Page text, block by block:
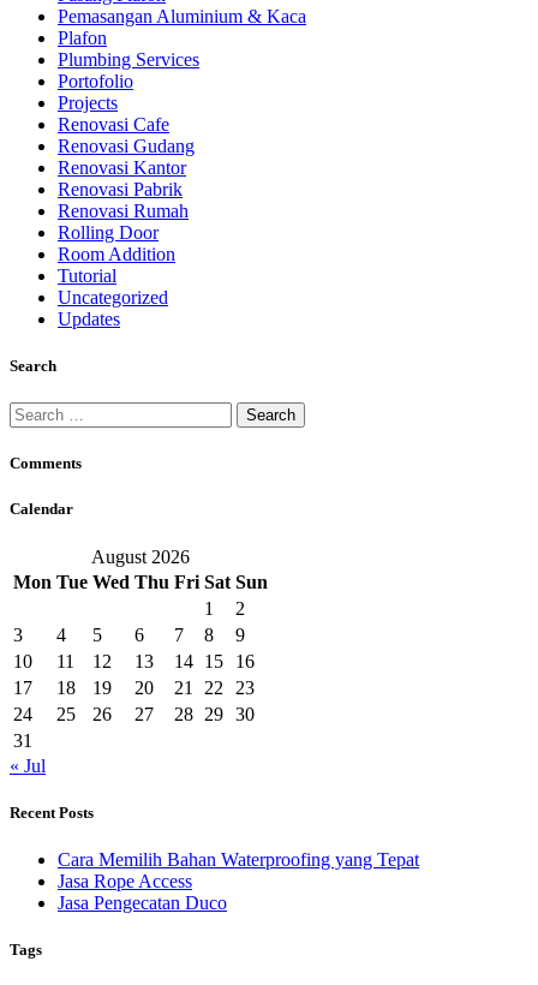
Pemasangan Aluminium & Kaca
Plafon
Plumbing Services
Portofolio
Projects
Renovasi Cafe
Renovasi Gudang
Renovasi Kantor
Renovasi Pabrik
Renovasi Rumah
Rolling Door
Room Addition
Tutorial
Uncategorized
Updates
Search
Search
for:
Comments
Calendar
August 2026
Mon Tue Wed Thu Fri Sat Sun
1
2
3
4 5 6 7 8
9
10
11 12 13 14 15
16
17
18 19 20 21 22
23
24
25 26 27 28 29 30
31
« Jul
Recent Posts
Cara Memilih Bahan Waterproofing yang Tepat
Jasa Rope Access
Jasa Pengecatan Duco
Tags